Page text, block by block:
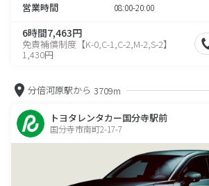
営業時間 08:00-20:00
6時間7,463円
免責補償制度【K-0,C-1,C-2,M-2,S-2】
1,430円
分倍河原駅から 3709m
トヨタレンタカー国分寺駅前
国分寺市南町2-17-7